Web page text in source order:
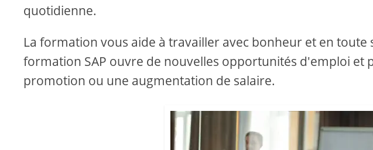
quotidienne.
La formation vous aide à travailler avec bonheur et en toute
formation SAP ouvre de nouvelles opportunités d'emploi et
promotion ou une augmentation de salaire.